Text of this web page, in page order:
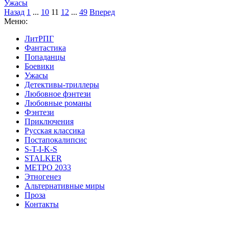
Ужасы
Назад 1 ... 10 11 12 ... 49 Вперед
Меню:
ЛитРПГ
Фантастика
Попаданцы
Боевики
Ужасы
Детективы-триллеры
Любовное фэнтези
Любовные романы
Фэнтези
Приключения
Русская классика
Постапокалипсис
S-T-I-K-S
STALKER
МЕТРО 2033
Этногенез
Альтернативные миры
Проза
Контакты